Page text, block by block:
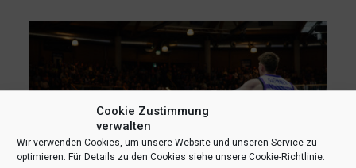
Cookie Zustimmung
verwalten
Wir verwenden Cookies, um unsere Website und unseren Service zu
optimieren. Für Details zu den Cookies siehe unsere Cookie-Richtlinie.